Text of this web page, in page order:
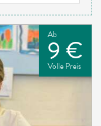
Ab
9 €
Volle Preis